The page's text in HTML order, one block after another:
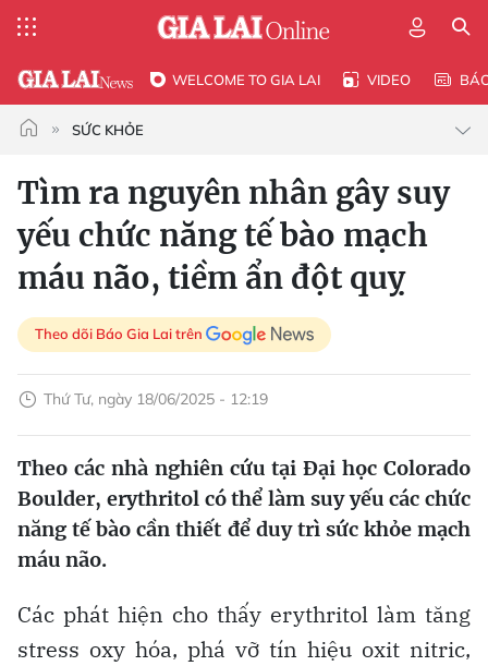
WELCOME TO GIA LAI VIDEO
SỨC KHỎE
Tìm ra nguyên nhân gây suy
yếu chức năng tế bào mạch
máu não, tiềm ẩn đột quỵ
Theo dõi Báo Gia Lai trên
Thứ Tư, ngày 18/06/2025 - 12:19
Theo các nhà nghiên cứu tại Đại học Colorado
Boulder, erythritol có thể làm suy yếu các chức
năng tế bào cần thiết để duy trì sức khỏe mạch
máu não.
Các phát hiện cho thấy erythritol làm tăng
stress oxy hóa, phá vỡ tín hiệu oxit nitric,